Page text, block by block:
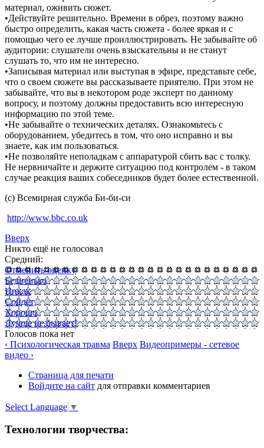
материал, оживить сюжет.
•Действуйте решительно. Времени в обрез, поэтому важно
быстро определить, какая часть сюжета - более яркая и с
помощью чего ее лучше проиллюстрировать. Не забывайте об
аудитории: слушатели очень взыскательны и не станут
слушать то, что им не интересно.
•Записывая материал или выступая в эфире, представьте себе,
что о своем сюжете вы рассказываете приятелю. При этом не
забывайте, что вы в некотором роде эксперт по данному
вопросу, и поэтому должны предоставить всю интересную
информацию по этой теме.
•Не забывайте о технических деталях. Ознакомьтесь с
оборудованием, убедитесь в том, что оно исправно и вы
знаете, как им пользоваться.
•Не позволяйте неполадкам с аппаратурой сбить вас с толку.
Не нервничайте и держите ситуацию под контролем - в таком
случае реакция ваших собеседников будет более естественной.
(с) Всемирная служба Би-би-си
http://www.bbc.co.uk
Вверх
Никто ещё не голосовал
Средний:
Отменить оценку
Бедненько
Никак
Сойдёт
Хорошо
Лучше не бывает!
Голосов пока нет
‹ Психологическая травма Вверх Видеопримеры - сетевое
видео ›
Страница для печати
Войдите на сайт для отправки комментариев
Select Language ▼
Технологии творчества: